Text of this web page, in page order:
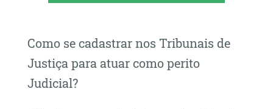
Como se cadastrar nos Tribunais de
Justiça para atuar como perito
Judicial?